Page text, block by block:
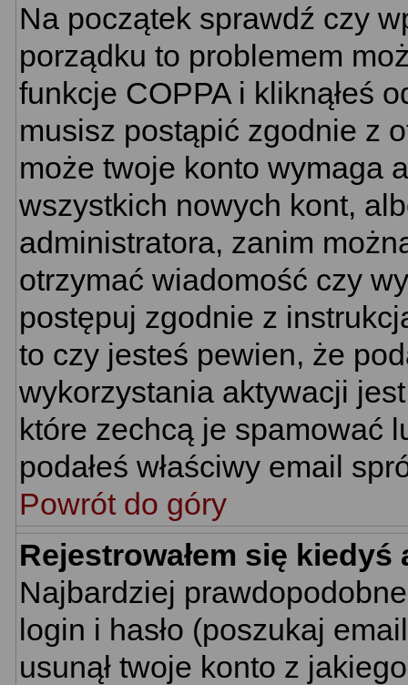
Na początek sprawdź czy
porządku to problemem
funkcje COPPA i kliknąłeś
musisz postąpić zgodnie z
może twoje konto wymaga
wszystkich nowych kont,
administratora, zanim
otrzymać wiadomość czy
postępuj zgodnie z
to czy jesteś pewien, że
wykorzystania aktywacji
które zechcą je spamować
podałeś właściwy email
Powrót do góry
Rejestrowałem się
Najbardziej
login i hasło (poszukaj
usunął twoje konto z